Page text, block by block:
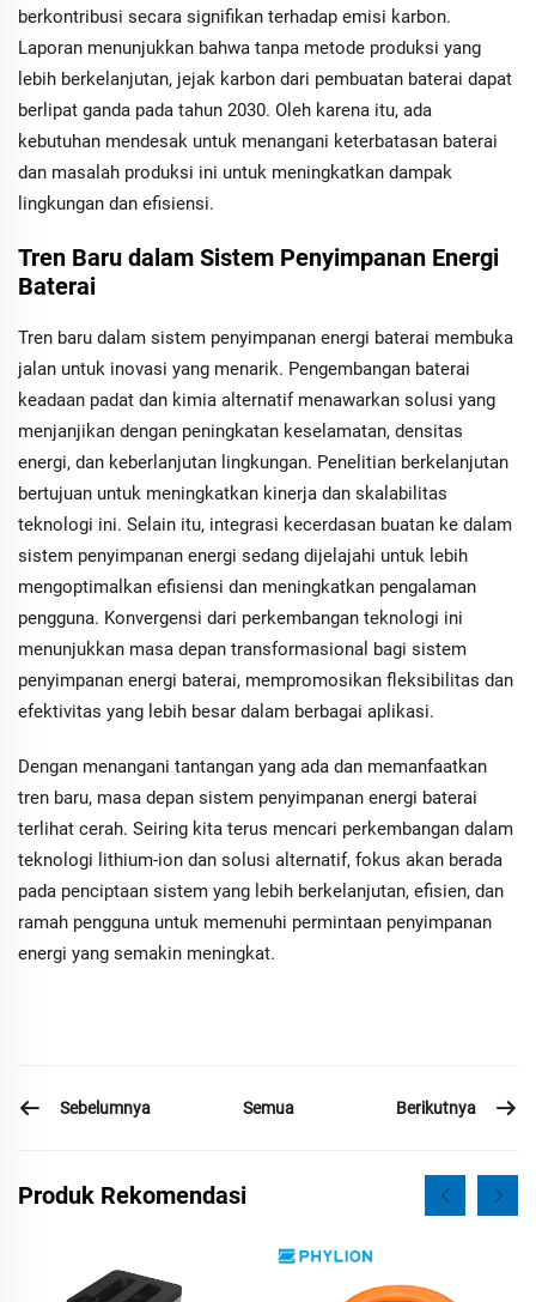
berkontribusi secara signifikan terhadap emisi karbon.
Laporan menunjukkan bahwa tanpa metode produksi yang
lebih berkelanjutan, jejak karbon dari pembuatan baterai dapat
berlipat ganda pada tahun 2030. Oleh karena itu, ada
kebutuhan mendesak untuk menangani keterbatasan baterai
dan masalah produksi ini untuk meningkatkan dampak
lingkungan dan efisiensi.
Tren Baru dalam Sistem Penyimpanan Energi
Baterai
Tren baru dalam sistem penyimpanan energi baterai membuka
jalan untuk inovasi yang menarik. Pengembangan baterai
keadaan padat dan kimia alternatif menawarkan solusi yang
menjanjikan dengan peningkatan keselamatan, densitas
energi, dan keberlanjutan lingkungan. Penelitian berkelanjutan
bertujuan untuk meningkatkan kinerja dan skalabilitas
teknologi ini. Selain itu, integrasi kecerdasan buatan ke dalam
sistem penyimpanan energi sedang dijelajahi untuk lebih
mengoptimalkan efisiensi dan meningkatkan pengalaman
pengguna. Konvergensi dari perkembangan teknologi ini
menunjukkan masa depan transformasional bagi sistem
penyimpanan energi baterai, mempromosikan fleksibilitas dan
efektivitas yang lebih besar dalam berbagai aplikasi.
Dengan menangani tantangan yang ada dan memanfaatkan
tren baru, masa depan sistem penyimpanan energi baterai
terlihat cerah. Seiring kita terus mencari perkembangan dalam
teknologi lithium-ion dan solusi alternatif, fokus akan berada
pada penciptaan sistem yang lebih berkelanjutan, efisien, dan
ramah pengguna untuk memenuhi permintaan penyimpanan
energi yang semakin meningkat.
Sebelumnya Semua Berikutnya
Produk Rekomendasi